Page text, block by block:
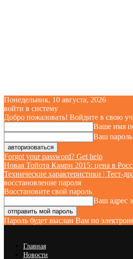
Понедельник, 10 августа, 2026
войти в систему
Добро пожаловать! Войдите в свою
Ваше имя
Ваш пароль
Forgot your password? Get help
Новая Тойота Камри 2015: цена в
Технические характеристики | Тест-
восстановление пароля
Восстановите свой пароль
Ваш адрес
Пароль будет выслан Вам по
Главная
Новости